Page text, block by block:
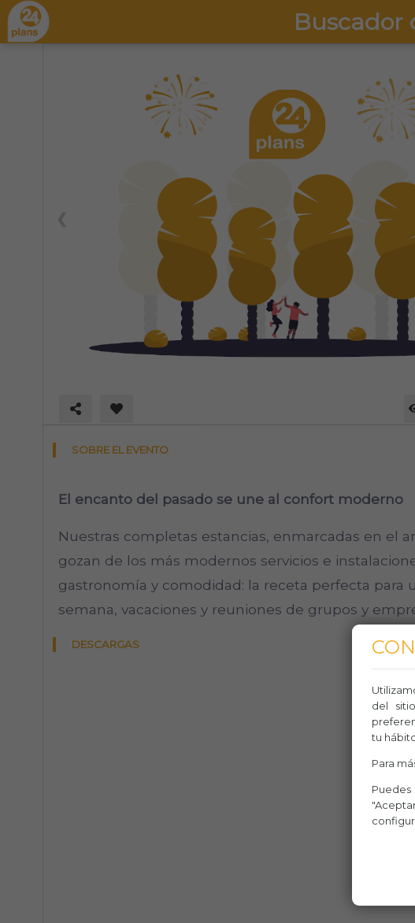
Buscador
SOBRE EL EVENTO
El encanto del pasado se une al confort moderno
Nuestras completas estancias, enmarcadas en el
gozan de los más modernos servicios e
gastronomía y comodidad: la receta perfecta para
semana, vacaciones y reuniones de grupos y
DESCARGAS
del
tu
Para